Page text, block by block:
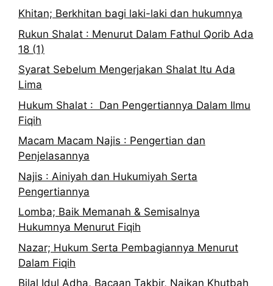
Khitan; Berkhitan bagi laki-laki dan hukumnya
Rukun Shalat : Menurut Dalam Fathul Qorib Ada
18 (1)
Syarat Sebelum Mengerjakan Shalat Itu Ada
Lima
Hukum Shalat : Dan Pengertiannya Dalam Ilmu
Fiqih
Macam Macam Najis : Pengertian dan
Penjelasannya
Najis : Ainiyah dan Hukumiyah Serta
Pengertiannya
Lomba; Baik Memanah & Semisalnya
Hukumnya Menurut Fiqih
Nazar; Hukum Serta Pembagiannya Menurut
Dalam Fiqih
Bilal Idul Adha, Bacaan Takbir, Naikan Khutbah